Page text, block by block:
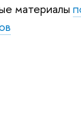
материалы